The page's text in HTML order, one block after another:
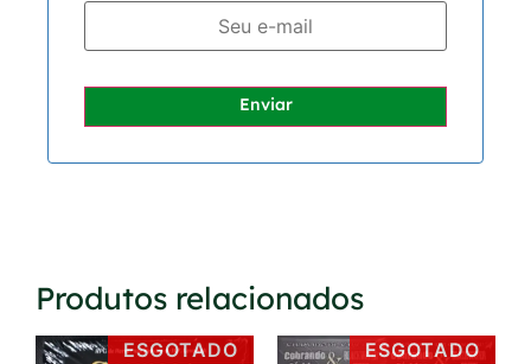
Enviar
Produtos relacionados
ESGOTADO ESGOTADO